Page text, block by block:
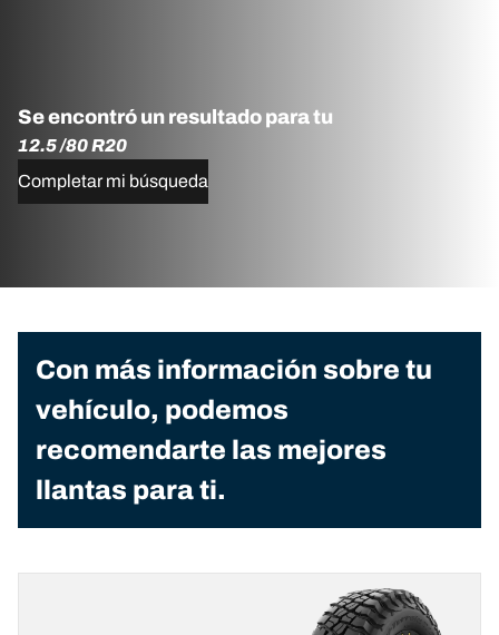
Se encontró un resultado para tu
12.5 /80 R20
Completar mi búsqueda
Con más información sobre tu
vehículo, podemos
recomendarte las mejores
llantas para ti.